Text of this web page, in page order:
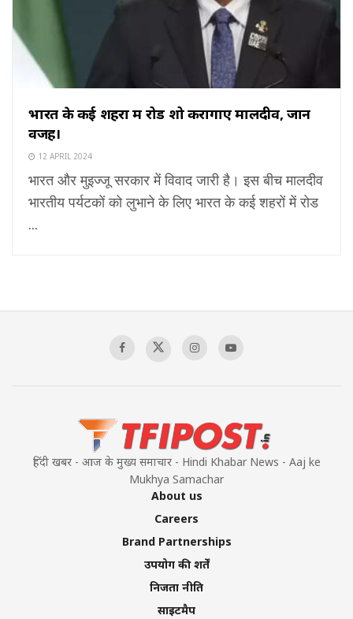
भारत के कई शहरों में रोड शो करागाए मालदीव, जानें
वजह।
12 APRIL 2024
भारत और मुइज्जू सरकार में विवाद जारी है। इस बीच मालदीव
भारतीय पर्यटकों को लुभाने के लिए भारत के कई शहरों में रोड
...
हिंदी खबर - आज के मुख्य समाचार - Hindi Khabar News - Aaj ke
Mukhya Samachar
About us
Careers
Brand Partnerships
उपयोग की शर्तें
निजता नीति
साइटमैप